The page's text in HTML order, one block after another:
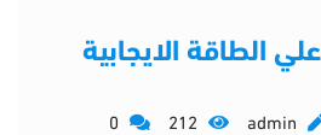
الطاقة الايجابية
admin